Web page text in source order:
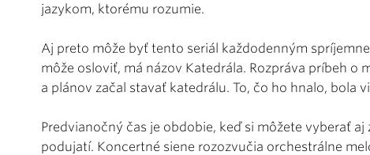
jazykom, ktorému rozumie.
Aj preto môže byť tento seriál každodenným
môže osloviť, má názov Katedrála. Rozpráva príbeh
a plánov začal stavať katedrálu. To, čo ho hnalo, bola
Predvianočný čas je obdobie, keď si môžete vyberať
podujatí. Koncertné siene rozozvučia orchestrálne